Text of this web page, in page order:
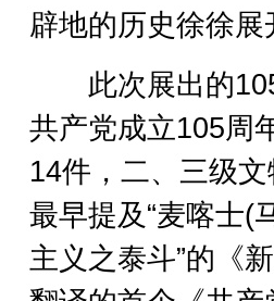
辟地的历史徐徐展
此次展出的105
共产党成立105周
14件，二、三级
最早提及“麦喀士(
主义之泰斗”的《